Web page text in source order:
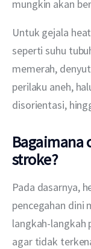
mungkin akan
Untuk gejala
seperti suhu
memerah,
perilaku aneh,
disorientasi,
Bagaimana
stroke?
Pada dasarnya,
pencegahan dini
langkah-langkah
agar tidak